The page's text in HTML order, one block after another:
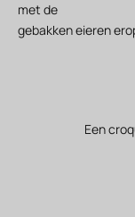
met de
gebakken eieren
Een